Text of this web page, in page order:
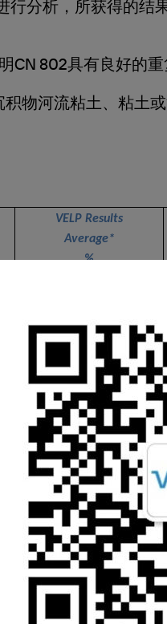
分析，所获得的结
CN 802具有良好的重
物河流粘土、粘土
VELP Results
Average*
%
4,574
0.158
3.188
2.577
1.556
2.524
0.084
0.807
1.762